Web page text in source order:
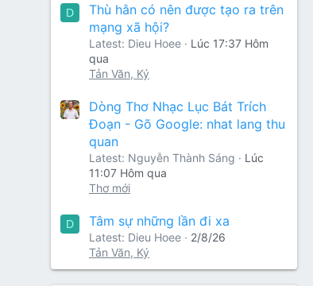
D
Thù hằn có nên được tạo ra trên
mạng xã hội?
Latest: Dieu Hoee
Lúc 17:37 Hôm
qua
Tản Văn, Ký
Dòng Thơ Nhạc Lục Bát Trích
Đoạn - Gõ Google: nhat lang thu
quan
Latest: Nguyễn Thành Sáng
Lúc
11:07 Hôm qua
Thơ mới
D Tâm sự những lần đi xa
Latest: Dieu Hoee
2/8/26
Tản Văn, Ký